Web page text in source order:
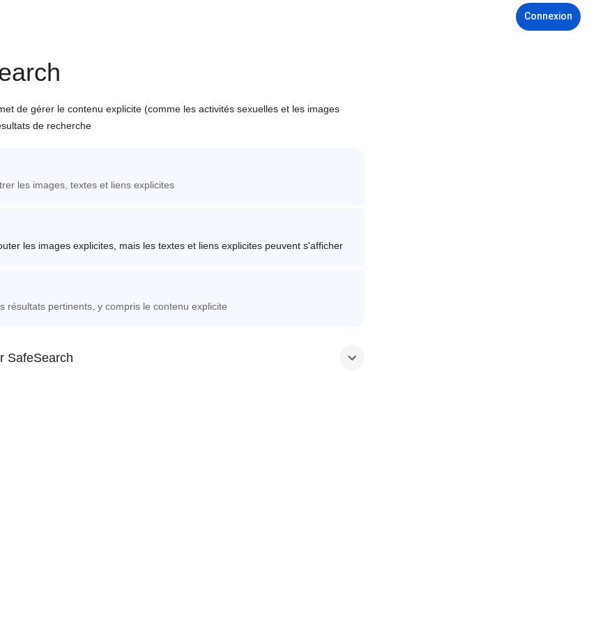
Connexion
de gérer le contenu explicite (comme les activités sexuelles et les images
de recherche
les images, textes et liens explicites
les images explicites, mais les textes et liens explicites peuvent s'afficher
résultats pertinents, y compris le contenu explicite
SafeSearch